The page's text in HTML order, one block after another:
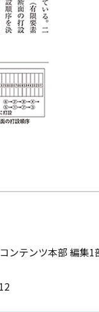
ンテンツ本部 編集1